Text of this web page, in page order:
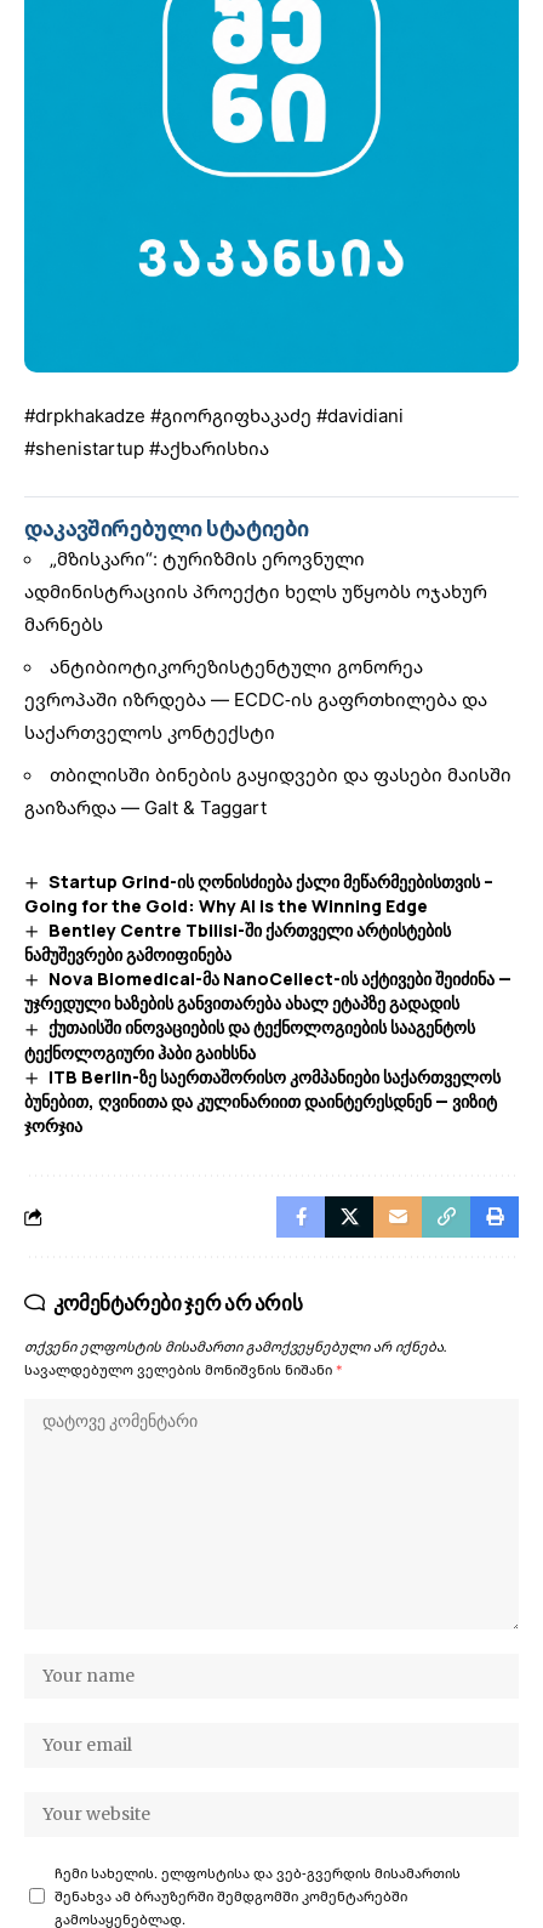
#drpkhakadze #გიორგიფხაკაძე #davidiani
#shenistartup #აქხარისხია
დაკავშირებული სტატიები
„მზისკარი“: ტურიზმის ეროვნული
ადმინისტრაციის პროექტი ხელს უწყობს ოჯახურ
მარნებს
ანტიბიოტიკორეზისტენტული გონორეა
ევროპაში იზრდება — ECDC-ის გაფრთხილება და
საქართველოს კონტექსტი
თბილისში ბინების გაყიდვები და ფასები მაისში
გაიზარდა — Galt & Taggart
Startup Grind-ის ღონისძიება ქალი მეწარმეებისთვის –
Going for the Gold: Why AI is the Winning Edge
Bentley Centre Tbilisi-ში ქართველი არტისტების
ნამუშევრები გამოიფინება
Nova Biomedical-მა NanoCellect-ის აქტივები შეიძინა —
უჯრედული ხაზების განვითარება ახალ ეტაპზე გადადის
ქუთაისში ინოვაციების და ტექნოლოგიების სააგენტოს
ტექნოლოგიური ჰაბი გაიხსნა
ITB Berlin-ზე საერთაშორისო კომპანიები საქართველოს
ბუნებით, ღვინითა და კულინარიით დაინტერესდნენ — ვიზიტ
ჯორჯია
კომენტარები ჯერ არ არის
თქვენი ელფოსტის მისამართი გამოქვეყნებული არ იქნება.
სავალდებულო ველების მონიშვნის ნიშანი *
ჩემი სახელის. ელფოსტისა და ვებ-გვერდის მისამართის
შენახვა ამ ბრაუზერში შემდგომში კომენტარებში
გამოსაყენებლად.